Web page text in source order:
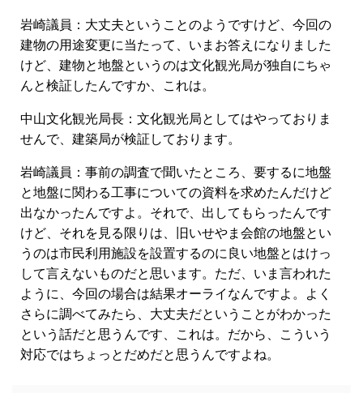
岩崎議員：大丈夫ということのようですけど、今回の
建物の用途変更に当たって、いまお答えになりました
けど、建物と地盤というのは文化観光局が独自にちゃ
んと検証したんですか、これは。
中山文化観光局長：文化観光局としてはやっておりま
せんで、建築局が検証しております。
岩崎議員：事前の調査で聞いたところ、要するに地盤
と地盤に関わる工事についての資料を求めたんだけど
出なかったんですよ。それで、出してもらったんです
けど、それを見る限りは、旧いせやま会館の地盤とい
うのは市民利用施設を設置するのに良い地盤とはけっ
して言えないものだと思います。ただ、いま言われた
ように、今回の場合は結果オーライなんですよ。よく
さらに調べてみたら、大丈夫だということがわかった
という話だと思うんです、これは。だから、こういう
対応ではちょっとだめだと思うんですよね。